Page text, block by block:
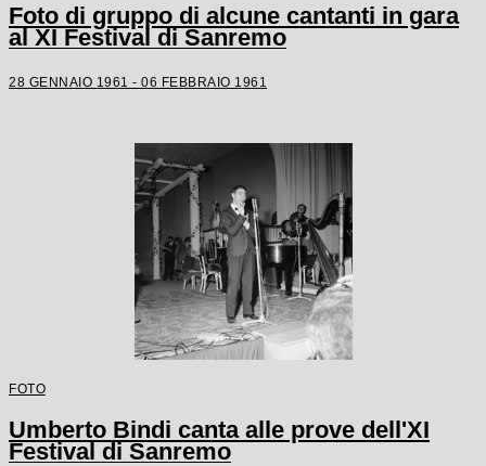
Foto di gruppo di alcune cantanti in gara
al XI Festival di Sanremo
28 GENNAIO 1961 - 06 FEBBRAIO 1961
FOTO
Umberto Bindi canta alle prove dell'XI
Festival di Sanremo